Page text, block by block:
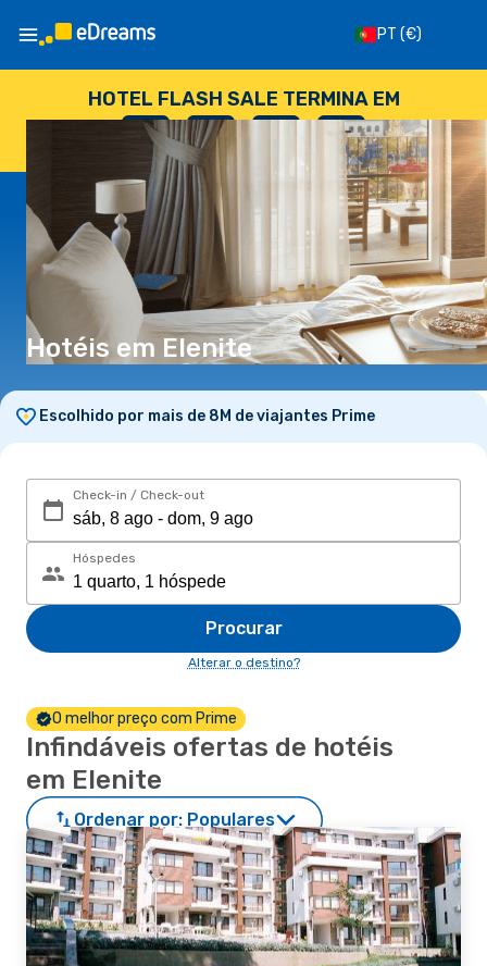
PT (€)
HOTEL FLASH SALE TERMINA EM
--
DIAS
: --
HORAS
: --
SEGUNDOS
Hotéis em Elenite
Escolhido por mais de 8M de viajantes Prime
Check-in / Check-out
Hóspedes
Procurar
Alterar o destino?
O melhor preço com Prime
Infindáveis ofertas de hotéis
em Elenite
Ordenar por: Populares